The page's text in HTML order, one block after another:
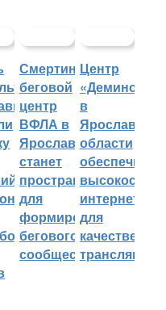
Смертин:
беговой
центр
ВФЛА в
Ярославле
станет
пространством
для
формирования
бегового
сообщества
Центр
«Демино»
в
Ярославской
области
обеспечивают
интернетом
для
качественных
трансляций